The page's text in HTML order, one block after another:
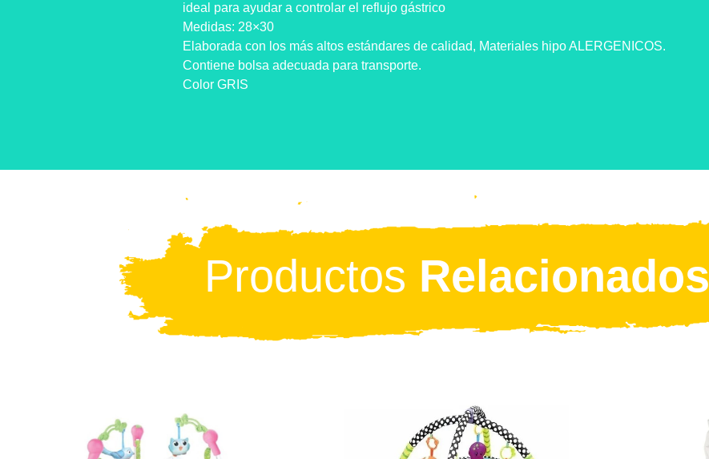
ideal para ayudar a controlar el reflujo gástrico
Medidas: 28×30
Elaborada con los más altos estándares de calidad, Materiales hipo ALERGENICOS.
Contiene bolsa adecuada para transporte.
Color GRIS
Productos Relacionados